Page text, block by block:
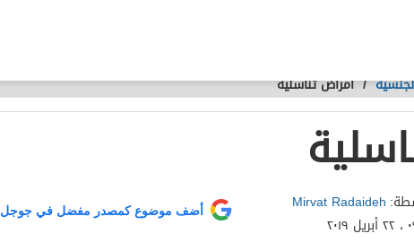
/أمراض تناسلية
Mirvat Radaideh
أضف موضوع كمصدر مفضل في جوجل